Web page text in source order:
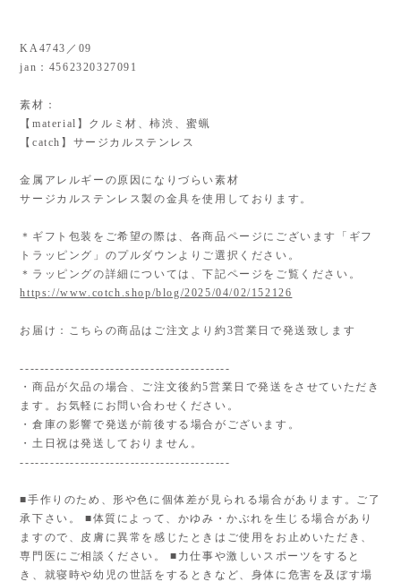
KA4743／09
jan：4562320327091
素材：
【material】クルミ材、柿渋、蜜蝋
【catch】サージカルステンレス
金属アレルギーの原因になりづらい素材
サージカルステンレス製の金具を使用しております。
＊ギフト包装をご希望の際は、各商品ページにございます「ギフ
トラッピング」のプルダウンよりご選択ください。
＊ラッピングの詳細については、下記ページをご覧ください。
https://www.cotch.shop/blog/2025/04/02/152126
お届け：こちらの商品はご注文より約3営業日で発送致します
------------------------------------------
・商品が欠品の場合、ご注文後約5営業日で発送をさせていただき
ます。お気軽にお問い合わせください。
・倉庫の影響で発送が前後する場合がございます。
・土日祝は発送しておりません。
------------------------------------------
■手作りのため、形や色に個体差が見られる場合があります。ご了
承下さい。 ■体質によって、かゆみ・かぶれを生じる場合があり
ますので、皮膚に異常を感じたときはご使用をお止めいただき、
専門医にご相談ください。 ■力仕事や激しいスポーツをすると
き、就寝時や幼児の世話をするときなど、身体に危害を及ぼす場